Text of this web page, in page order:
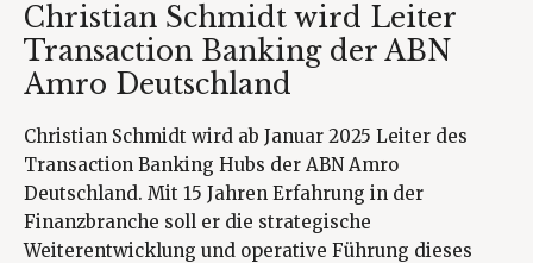
Christian Schmidt wird Leiter
Transaction Banking der ABN
Amro Deutschland
Christian Schmidt wird ab Januar 2025 Leiter des
Transaction Banking Hubs der ABN Amro
Deutschland. Mit 15 Jahren Erfahrung in der
Finanzbranche soll er die strategische
Weiterentwicklung und operative Führung dieses